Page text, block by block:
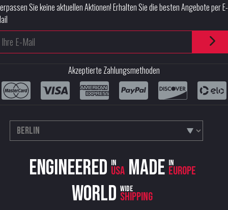
Sie keine aktuellen Aktionen! Erhalten Sie die besten Angebote per E-
Akzeptierte Zahlungsmethoden
Engineered in
USA Made in
Europe
World wide
shipping